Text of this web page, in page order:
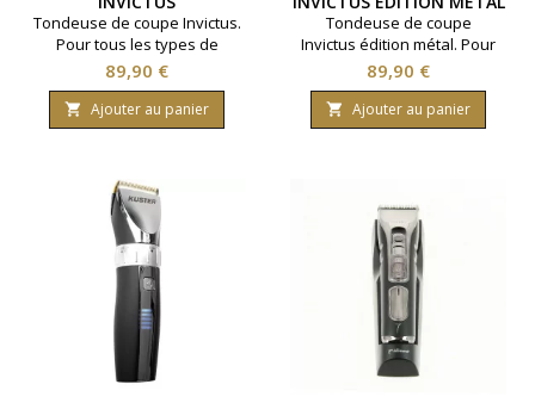
Tondeuse de coupe Invictus.
Pour tous les types de
cheveux. Rechargeable pour
une autonomie jusqu'à 240
minutes. Cinq vitesses.
Moteur 7000 tours par
élément.
Prix
89,90 €
 Ajouter au panier
Tondeuse de coupe
Invictus édition métal. Pour
tous les types de cheveux.
Rechargeable pour une
autonomie jusqu'à 240
minutes. Cinq vitesses.
élément.
Prix
89,90 €
 Ajouter au panier